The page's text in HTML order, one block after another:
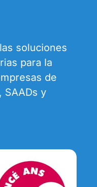
soluciones
para la
de
SAADs y